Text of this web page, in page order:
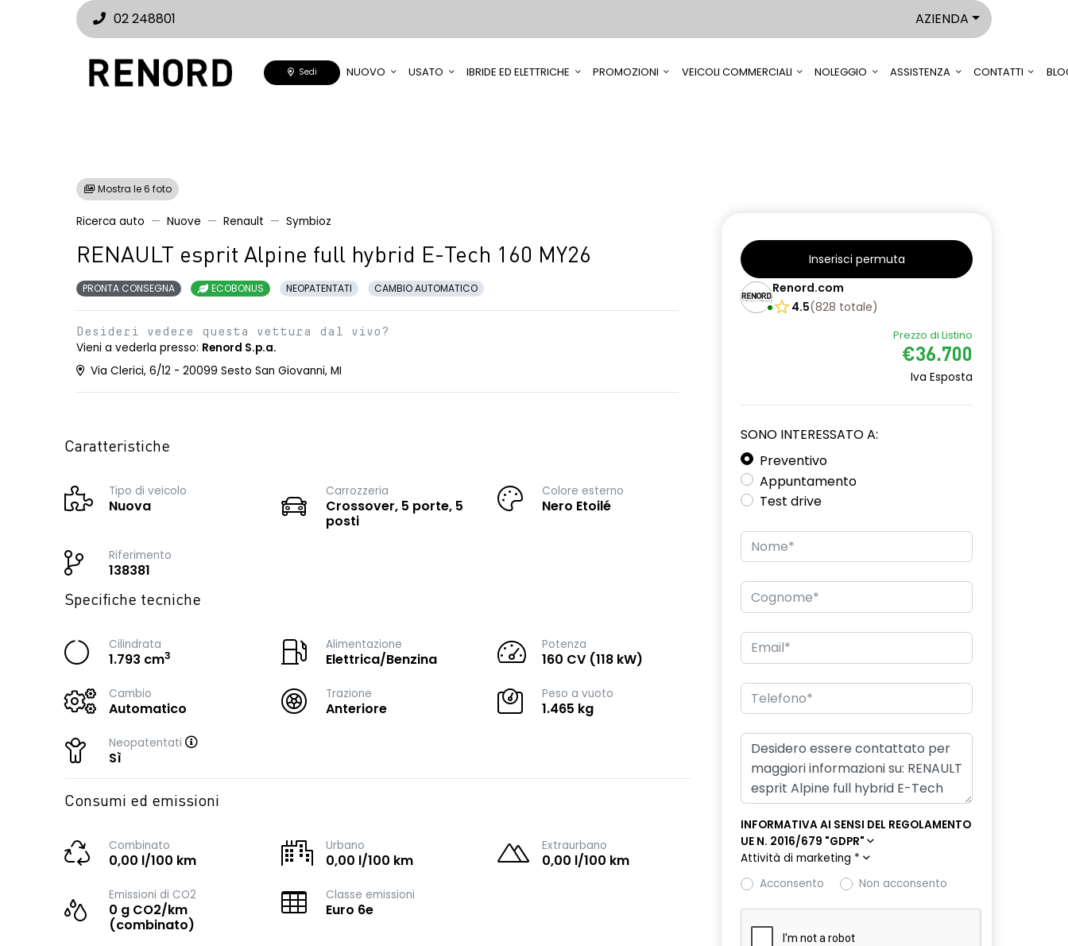
02 248801 AZIENDA
Sedi NUOVO USATO IBRIDE ED ELETTRICHE PROMOZIONI VEICOLI COMMERCIALI NOLEGGIO ASSISTENZA CONTATTI
Mostra le 6 foto
Ricerca auto Nuove Renault Symbioz
RENAULT esprit Alpine full hybrid E-Tech 160 MY26
PRONTA CONSEGNA ECOBONUS NEOPATENTATI CAMBIO AUTOMATICO
Desideri vedere questa vettura dal vivo?
Vieni a vederla presso: Renord S.p.a.
Via Clerici, 6/12 - 20099 Sesto San Giovanni, MI
Caratteristiche
Tipo di veicolo
Nuova
Carrozzeria
Crossover, 5 porte, 5
posti
Colore esterno
Nero Etoilé
Riferimento
138381
Specifiche tecniche
Cilindrata
1.793 cm3
Alimentazione
Elettrica/Benzina
Potenza
160 CV (118 kW)
Cambio
Automatico
Trazione
Anteriore
Peso a vuoto
1.465 kg
Neopatentati
Sì
Consumi ed emissioni
Combinato
0,00 l/100 km
Urbano
0,00 l/100 km
Extraurbano
0,00 l/100 km
Emissioni di CO2
0 g CO2/km
(combinato)
Classe emissioni
Euro 6e
Inserisci permuta
Renord.com
4.5(828 totale)
Prezzo di Listino
€36.700
Iva Esposta
SONO INTERESSATO A:
Preventivo
Appuntamento
Test drive
INFORMATIVA AI SENSI DEL REGOLAMENTO
UE N. 2016/679 "GDPR"
Attività di marketing *
Acconsento
Non acconsento